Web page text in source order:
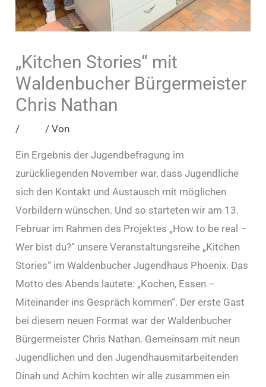
„Kitchen Stories“ mit
Waldenbucher Bürgermeister
Chris Nathan
/ / Von
Ein Ergebnis der Jugendbefragung im
zurückliegenden November war, dass Jugendliche
sich den Kontakt und Austausch mit möglichen
Vorbildern wünschen. Und so starteten wir am 13.
Februar im Rahmen des Projektes „How to be real –
Wer bist du?“ unsere Veranstaltungsreihe „Kitchen
Stories“ im Waldenbucher Jugendhaus Phoenix. Das
Motto des Abends lautete: „Kochen, Essen –
Miteinander ins Gespräch kommen“. Der erste Gast
bei diesem neuen Format war der Waldenbucher
Bürgermeister Chris Nathan. Gemeinsam mit neun
Jugendlichen und den Jugendhausmitarbeitenden
Dinah und Achim kochten wir alle zusammen ein